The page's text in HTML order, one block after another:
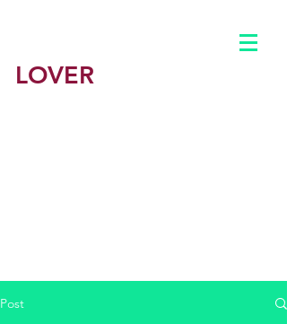
LOVER
主页
Post